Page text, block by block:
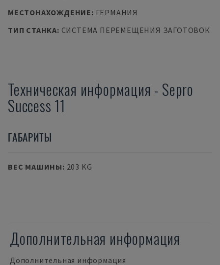
МЕСТОНАХОЖДЕНИЕ: ГЕРМАНИЯ
ТИП СТАНКА: СИСТЕМА ПЕРЕМЕЩЕНИЯ ЗАГОТОВОК
Техническая информация - Sepro
Success 11
ГАБАРИТЫ
ВЕС МАШИНЫ: 203 KG
Дополнительная информация
Дополнительная информация